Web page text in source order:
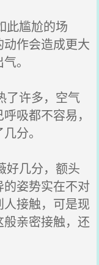
此尴尬的场
作会造成更大
。
了许多，空气
吸都不容易，
分。
几分，额头
姿势实在不对
接触，可是现
亲密接触，还